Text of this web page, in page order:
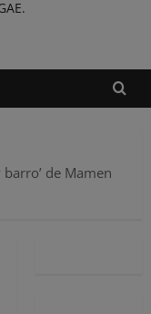
barro’ de Mamen